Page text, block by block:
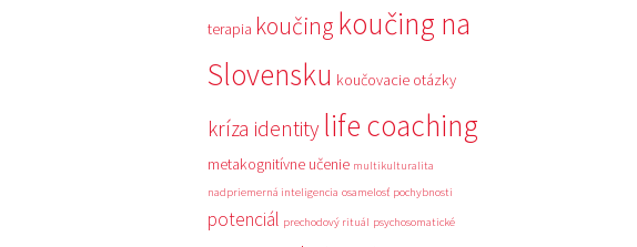
terapia koučing koučing na
Slovensku koučovacie otázky
kríza identity life coaching
metakognitívne učenie multikulturalita
nadpriemerná inteligencia osamelosť pochybnosti
potenciál prechodový rituál psychosomatické